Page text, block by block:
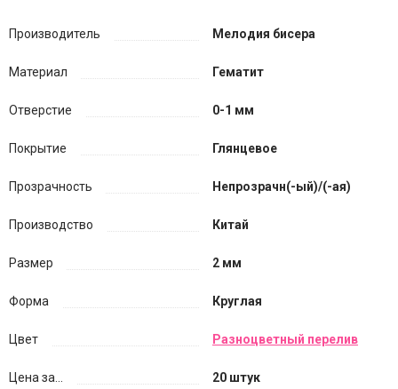
Производитель Мелодия бисера
Материал Гематит
Отверстие 0-1 мм
Покрытие Глянцевое
Прозрачность Непрозрачн(-ый)/(-ая)
Производство Китай
Размер 2 мм
Форма Круглая
Цвет Разноцветный перелив
Цена за... 20 штук